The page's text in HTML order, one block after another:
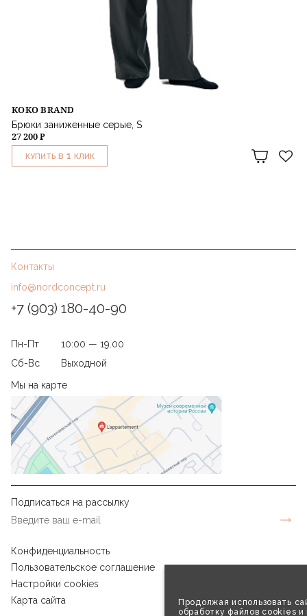
Продолжая использовать
обработку файлов cookies и
KOKO BRAND
Брюки заниженные серые, S
27 200 ₽
КУПИТЬ В 1 КЛИК
Контакты
info@nordconcept.ru
+7 (903) 180-40-90
Пн-Пт
10:00 — 19.00
Сб-Вс
Выходной
Мы на карте
Подписаться на рассылку
Конфиденциальность
Пользовательское соглашение
Настройки cookies
Карта сайта